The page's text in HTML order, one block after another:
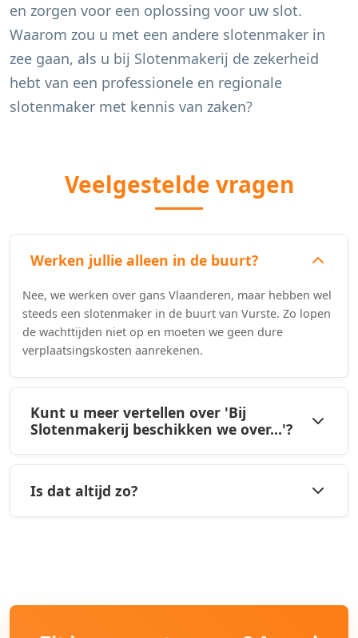
en zorgen voor een oplossing voor uw slot.
Waarom zou u met een andere slotenmaker in
zee gaan, als u bij Slotenmakerij de zekerheid
hebt van een professionele en regionale
slotenmaker met kennis van zaken?
Veelgestelde vragen
Werken jullie alleen in de buurt?
Nee, we werken over gans Vlaanderen, maar hebben wel
steeds een slotenmaker in de buurt van Vurste. Zo lopen
de wachttijden niet op en moeten we geen dure
verplaatsingskosten aanrekenen.
Kunt u meer vertellen over 'Bij
Slotenmakerij beschikken we over...'?
Is dat altijd zo?